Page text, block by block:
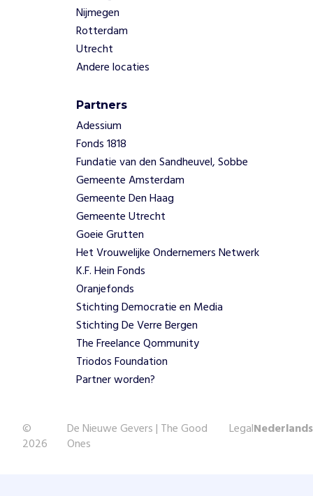
Nijmegen
Rotterdam
Utrecht
Andere locaties
Partners
Adessium
Fonds 1818
Fundatie van den Sandheuvel, Sobbe
Gemeente Amsterdam
Gemeente Den Haag
Gemeente Utrecht
Goeie Grutten
Het Vrouwelijke Ondernemers Netwerk
K.F. Hein Fonds
Oranjefonds
Stichting Democratie en Media
Stichting De Verre Bergen
The Freelance Qommunity
Triodos Foundation
Partner worden?
©
2026
De Nieuwe Gevers | The Good
Ones
LegalNederlands